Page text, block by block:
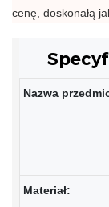
cenę, doskonałą
Nazwa
Materiał: